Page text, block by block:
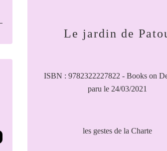
Le jardin de
ISBN : 9782322227822 - Books on
paru le 24/03/2021
les gestes de la Charte